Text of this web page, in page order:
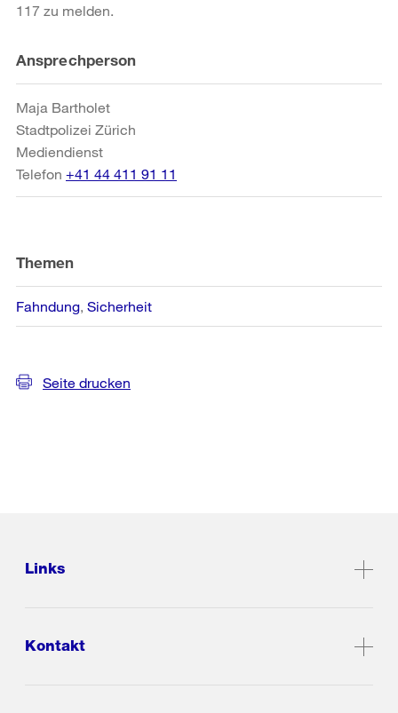
117 zu melden.
Weitere
Informationen
Ansprechperson
Maja Bartholet
Stadtpolizei Zürich
Mediendienst
Telefon +41 44 411 91 11
Themen
Fahndung Sicherheit
Seite drucken
Links
Kontakt